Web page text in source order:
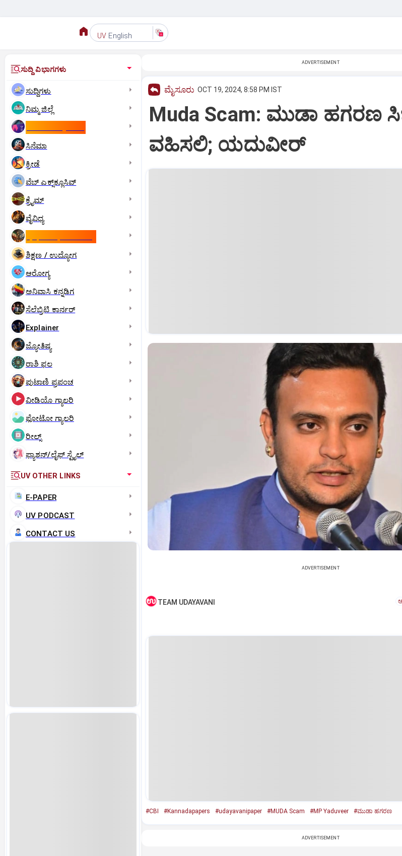
UV English
ಸುದ್ದಿ ವಿಭಾಗಗಳು
ಸುದ್ದಿಗಳು
ನಿಮ್ಮ ಜಿಲ್ಲೆ
ಸಿನೆಮಾ
ಕ್ರೀಡೆ
ವೆಬ್ ಎಕ್ಸ್‌ಕ್ಲೂಸಿವ್
ಕ್ರೈಮ್
ವೈವಿಧ್ಯ
ಶಿಕ್ಷಣ / ಉದ್ಯೋಗ
ಆರೋಗ್ಯ
ಅನಿವಾಸಿ ಕನ್ನಡಿಗ
ಸೆಲೆಬ್ರಿಟಿ ಕಾರ್ನರ್‌
Explainer
ಜ್ಯೋತಿಷ್ಯ
ರಾಶಿ ಫಲ
ಪುಟಾಣಿ ಪ್ರಪಂಚ
ವೀಡಿಯೊ ಗ್ಯಾಲರಿ
ಫೋಟೋ ಗ್ಯಾಲರಿ
ರೀಲ್ಸ್
ಫ್ಯಾಶನ್/ಲೈಫ್‌ ಸ್ಟೈಲ್
UV OTHER LINKS
E-PAPER
UV PODCAST
CONTACT US
ADVERTISEMENT
ಮೈಸೂರು OCT 19, 2024, 8:58 PM IST
Muda Scam: ಮುಡಾ ಹಗರಣ
ವಹಿಸಲಿ; ಯದುವೀರ್‌
ADVERTISEMENT
TEAM UDAYAVANI
#CBI #Kannadapapers #udayavanipaper #MUDA Scam #MP Yaduveer #ಮುಡಾ ಹಗರಣ
ADVERTISEMENT